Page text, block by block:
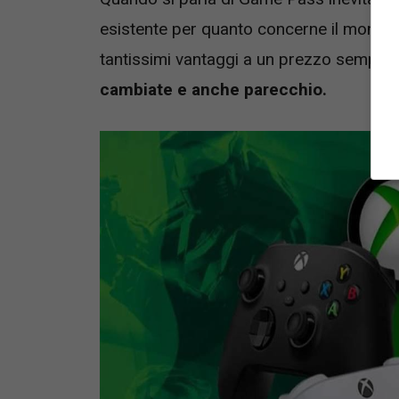
esistente per quanto concerne il
tantissimi vantaggi a un prezzo
cambiate e anche parecchio.